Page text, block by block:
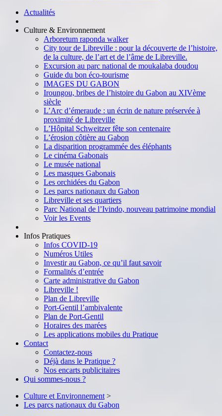
Actualités
Culture & Environnement
Arboretum raponda walker
City tour de Libreville : pour la découverte de l’histoire,
de la culture, de l’art et de l’âme de Libreville.
Excursion au parc national de moukalaba doudou
Guide du bon éco-tourisme
IMAGES DU GABON
Iroungou, bribes de l’histoire du Gabon au XIVème
siècle
L’Arc d’émeraude : un écrin de nature préservée à
proximité de Libreville
L’Hôpital Schweitzer fête son centenaire
L’érosion côtière au Gabon
La disparition programmée des éléphants
Le cinéma Gabonais
Le musée national
Les masques Gabonais
Les orchidées du Gabon
Les parcs nationaux du Gabon
Libreville et ses quartiers
Parc National de l’Ivindo, nouveau patrimoine mondial
Voir les Events
Infos Pratiques
Infos COVID-19
Numéros Utiles
Investir au Gabon, ce qu’il faut savoir
Formalités d’entrée
Carte administrative du Gabon
Libreville !
Plan de Libreville
Port-Gentil l’ambivalente
Plan de Port-Gentil
Horaires des marées
Les applications mobiles du Pratique
Contact
Contactez-nous
Déjà dans le Pratique ?
Nos encarts publicitaires
Qui sommes-nous ?
Culture et Environnement >
Les parcs nationaux du Gabon